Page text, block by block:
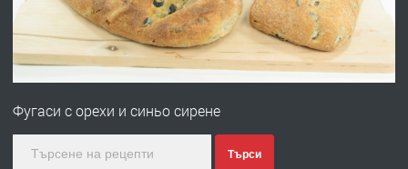
преди 3 дни
ПРЕДЛАГА
ПРОСТОРЕН ТРИСТАЕН
КУБА
Фугаси с орехи и синьо сирене
Търси